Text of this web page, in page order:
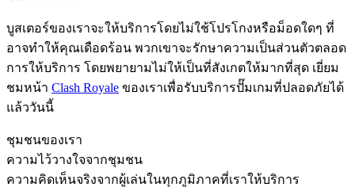
บูสเตอร์ของเราจะให้บริการโดยไม่ใช้โปรโกงหรือม็อดใดๆ ที่
อาจทำให้คุณเดือดร้อน พวกเขาจะรักษาความเป็นส่วนตัวตลอด
การให้บริการ โดยพยายามไม่ให้เป็นที่สังเกตให้มากที่สุด เยี่ยม
ชมหน้า Clash Royale ของเราเพื่อรับบริการปั๊มเกมที่ปลอดภัยได้
แล้ววันนี้
ชุมชนของเรา
ความไว้วางใจจากชุมชน
ความคิดเห็นจริงจากผู้เล่นในทุกภูมิภาคที่เราให้บริการ